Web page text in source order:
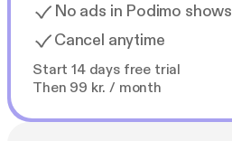
No ads in Podimo shows
Cancel anytime
Start 14 days free trial
Then 99 kr. / month